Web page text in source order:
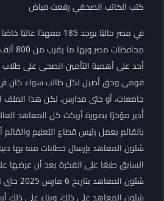
كتب الكاتب الصحفي رفعت فياض
في مصر حاليًا يوجد 185
أحد على أهمية التأمين الصحى على
قومى وحق أصيل لكل طالب سواء كان
جامعات، أو حتى مدارس، لكن هذا الملف
أُدير مؤخرًا بصورة أربكت كل المعاهد
بالقائم بعمل رئيس قطاع التعليم
شئون المعاهد بإرسال خطابات منه بها
السابق طبعًا على الفكرة بعد أن عرضها
شئون
شئون المعاهد على ذلك، وبناء على ذلك